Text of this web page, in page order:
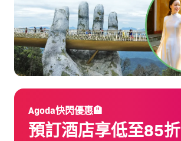
Agoda快閃優惠🏨
預訂酒店享低至85折